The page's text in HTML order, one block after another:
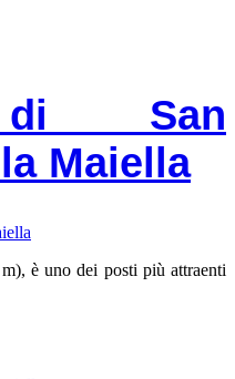
di San
Maiella
è uno dei posti più attraenti